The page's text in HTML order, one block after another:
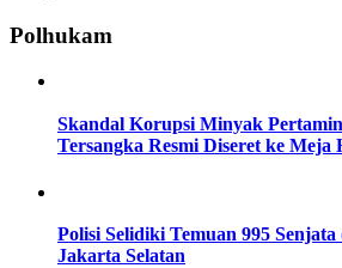
Polhukam
Skandal Korupsi Minyak
Tersangka Resmi Diseret ke Meja
Polisi Selidiki Temuan 995 Senjata
Jakarta Selatan